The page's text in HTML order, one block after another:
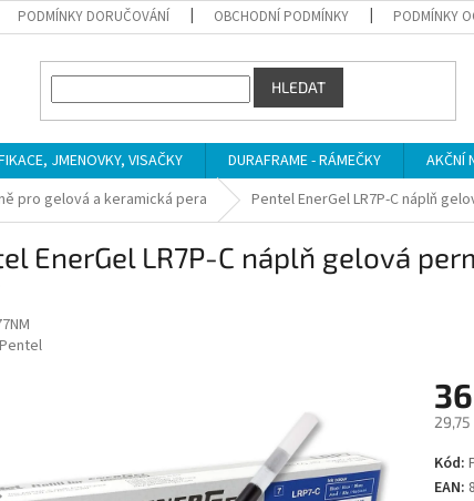
PODMÍNKY DORUČOVÁNÍ OBCHODNÍ PODMÍNKY PODMÍNKY
HLEDAT
JMENOVKY, VISAČKY DURAFRAME - RÁMEČKY AKČNÍ
pro gelová a keramická pera Pentel EnerGel LR7P-C náplň
EnerGel LR7P-C náplň gelová
Pentel
29,75
cena:
Kód:
EAN: